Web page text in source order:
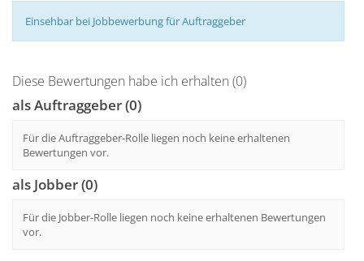
Einsehbar bei Jobbewerbung für Auftraggeber
Diese Bewertungen habe ich erhalten (0)
als Auftraggeber (0)
Für die Auftraggeber-Rolle liegen noch keine erhaltenen
Bewertungen vor.
als Jobber (0)
Für die Jobber-Rolle liegen noch keine erhaltenen Bewertungen
vor.